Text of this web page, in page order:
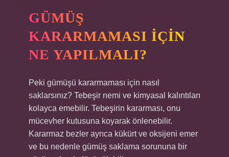
GÜMÜŞ
KARARMAMASI IÇIN
NE YAPILMALI?
Peki gümüşü kararmaması için nasıl
saklarsınız? Tebeşir nemi ve kimyasal kalıntıları
kolayca emebilir. Tebeşirin kararması, onu
mücevher kutusuna koyarak önlenebilir.
Kararmaz bezler ayrıca kükürt ve oksijeni emer
ve bu nedenle gümüş saklama sorununa bir